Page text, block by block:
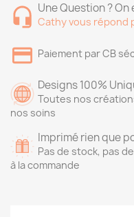
Une Question ? On
Cathy vous répond
Paiement par CB
Designs 100%
Toutes nos
nos soins
Imprimé rien que
Pas de stock, pas
à la commande